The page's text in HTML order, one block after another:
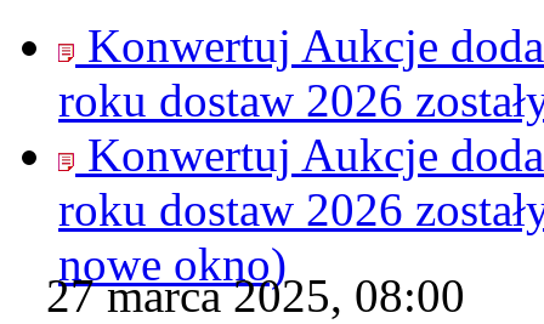
Konwertuj Aukcje
roku dostaw 2026
Konwertuj Aukcje
roku dostaw 2026
nowe okno)
27 marca 2025, 08:00